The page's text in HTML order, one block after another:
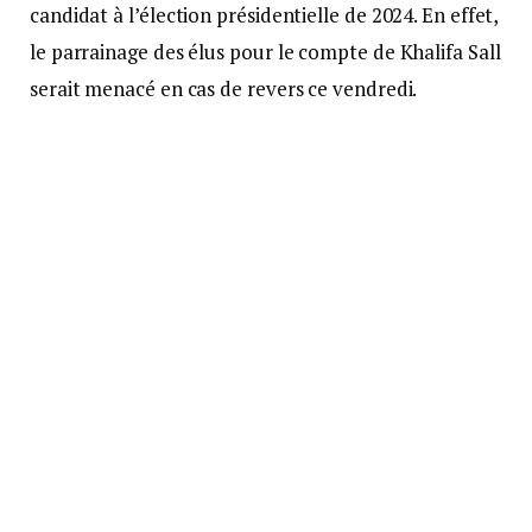
candidat à l’élection présidentielle de 2024. En effet,
le parrainage des élus pour le compte de Khalifa Sall
serait menacé en cas de revers ce vendredi.